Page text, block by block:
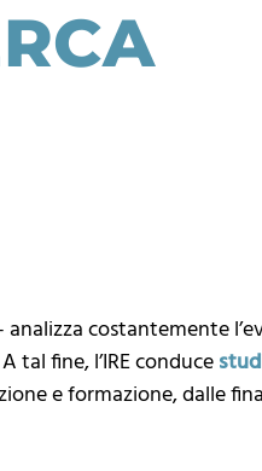
analizza costantemente
fine, l’IRE conduce
e formazione, dalle